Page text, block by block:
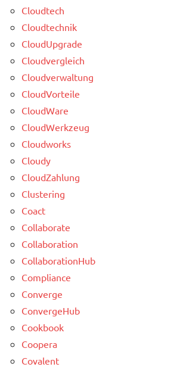
Cloudtech
Cloudtechnik
CloudUpgrade
Cloudvergleich
Cloudverwaltung
CloudVorteile
CloudWare
CloudWerkzeug
Cloudworks
Cloudy
CloudZahlung
Clustering
Coact
Collaborate
Collaboration
CollaborationHub
Compliance
Converge
ConvergeHub
Cookbook
Coopera
Covalent